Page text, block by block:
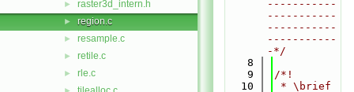
► raster3d_intern.h
► region.c
► resample.c
► retile.c
► rle.c
-----------
-----------
-----------
-----------
-*/
    8
    9
/*!
   10
* \brief